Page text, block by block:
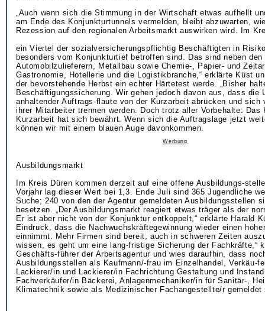
„Auch wenn sich die Stimmung in der Wirtschaft etwas aufhellt
am Ende des Konjunkturtunnels vermelden, bleibt abzuwarten,
Rezession auf den regionalen Arbeitsmarkt auswirken wird. Im
ein Viertel der sozialversicherungspflichtig Beschäftigten in
besonders vom Konjunkturtief betroffen sind. Das sind neben den
Automobilzulieferern, Metallbau sowie Chemie-, Papier- und
Gastronomie, Hotellerie und die Logistikbranche,“ erklärte Küst
der bevorstehende Herbst ein echter Härtetest werde. „Bisher
Beschäftigungssicherung. Wir gehen jedoch davon aus, dass die
anhaltender Auftrags-flaute von der Kurzarbeit abrücken und sich
ihrer Mitarbeiter trennen werden. Doch trotz aller Vorbehalte: Das
Kurzarbeit hat sich bewährt. Wenn sich die Auftragslage jetzt
können wir mit einem blauen Auge davonkommen.
Werbung
Ausbildungsmarkt
Im Kreis Düren kommen derzeit auf eine offene Ausbildungs-
Vorjahr lag dieser Wert bei 1,3. Ende Juli sind 365 Jugendliche
Suche; 240 von den der Agentur gemeldeten Ausbildungsstellen
besetzen. „Der Ausbildungsmarkt reagiert etwas träger als der
Er ist aber nicht von der Konjunktur entkoppelt,“ erklärte Harald
Eindruck, dass die Nachwuchskräftegewinnung wieder einen
einnimmt. Mehr Firmen sind bereit, auch in schweren Zeiten
wissen, es geht um eine lang-fristige Sicherung der Fachkräfte,“
Geschäfts-führer der Arbeitsagentur und wies daraufhin, dass
Ausbildungsstellen als Kaufmann/-frau im Einzelhandel, Verkäu-
Lackierer/in und Lackierer/in Fachrichtung Gestaltung und
Fachverkäufer/in Bäckerei, Anlagenmechaniker/in für Sanitär-,
Klimatechnik sowie als Medizinischer Fachangestellte/r gemeldet